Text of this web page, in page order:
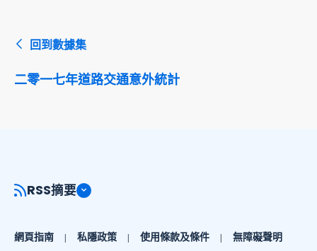
回到數據集
二零一七年道路交通意外統計
RSS摘要
網頁指南 私隱政策 使用條款及條件 無障礙聲明